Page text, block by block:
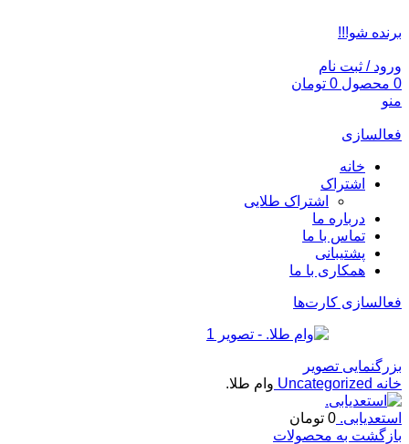
برنده شو!!!
ورود / ثبت نام
0 محصول 0 تومان
منو
فعالسازی
خانه
اشتراک
اشتراک طلایی
درباره ما
تماس با ما
پشتیبانی
همکاری با ما
فعالسازی کارت‌ها
بزرگنمایی تصویر
خانه Uncategorized وام طلا.
استعدیابی. 0 تومان
بازگشت به محصولات